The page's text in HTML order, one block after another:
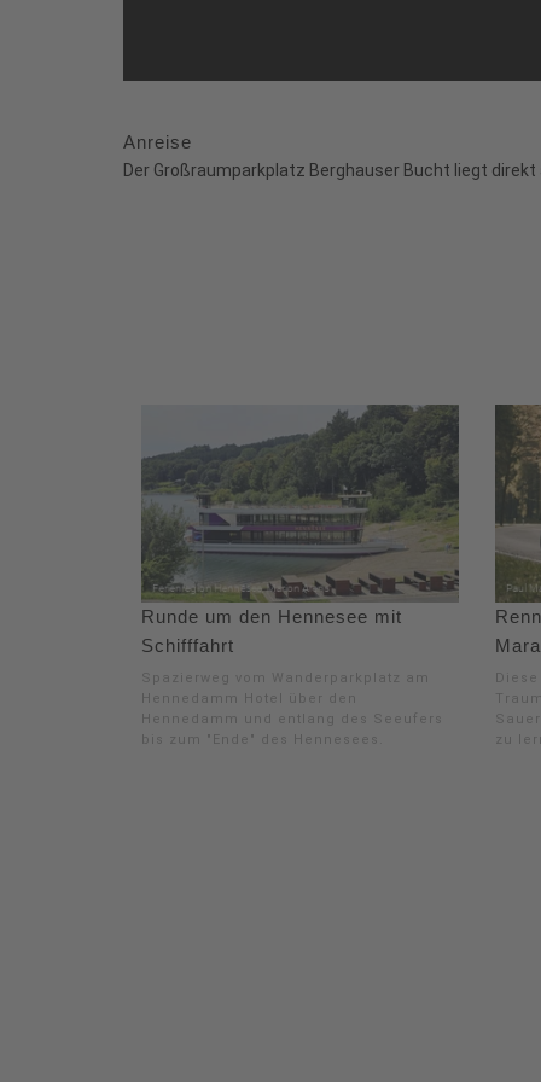
Anreise
Der Großraumparkplatz Berghauser Bucht liegt
Runde um den Hennesee mit
Schifffahrt
Spazierweg vom Wanderparkplatz am
Hennedamm Hotel über den
Hennedamm und entlang des Seeufers
bis zum "Ende" des Hennesees.
zu